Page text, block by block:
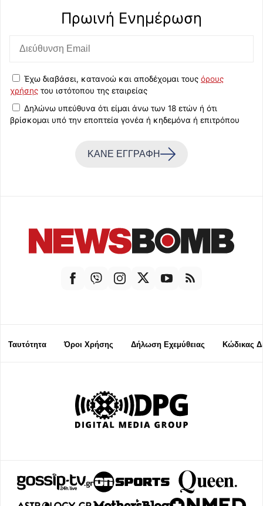
Πρωινή Eνημέρωση
Έχω διαβάσει, κατανοώ και αποδέχομαι τους όρους
χρήσης του ιστότοπου της εταιρείας
Δηλώνω υπεύθυνα ότι είμαι άνω των 18 ετών ή ότι
βρίσκομαι υπό την εποπτεία γονέα ή κηδεμόνα ή επιτρόπου
ΚΑΝΕ ΕΓΓΡΑΦΗ
Ταυτότητα Όροι Χρήσης Δήλωση Εχεμύθειας Κώδικας